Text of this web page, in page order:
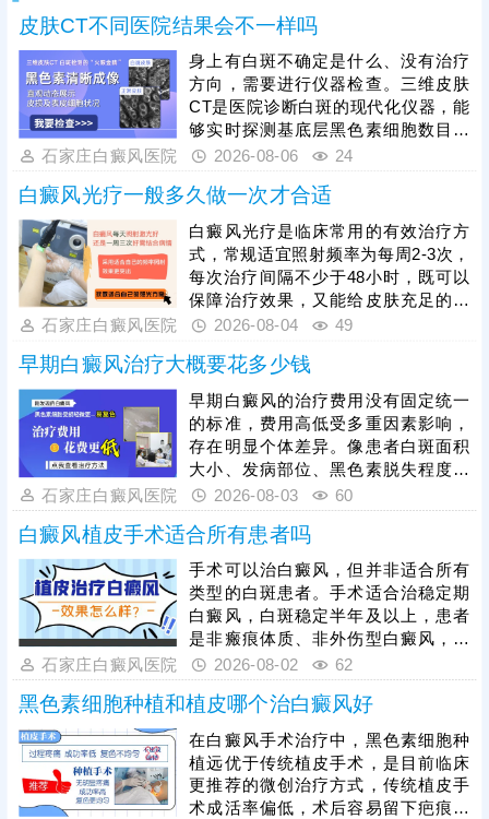
皮肤CT不同医院结果会不一样吗
身上有白斑不确定是什么、没有治疗
方向，需要进行仪器检查。三维皮肤
CT是医院诊断白斑的现代化仪器，能
够实时探测基底层黑色素细胞数目、
结构、运动轨迹等，为白斑诊断提供
度不一样，检测出来的结果可能存在
细微的差异，建议选择正规医院就
诊。比如石家庄远大中医皮肤病医
院，可提供伍德灯、三维皮肤CT综合
检测，全面分析病情，指导治疗，避
免进入祛白误区。
石家庄白癜风医院 2026-08-06 24
白癜风光疗一般多久做一次才合适
白癜风光疗是临床常用的有效治疗方
式，常规适宜照射频率为每周2-3次，
每次治疗间隔不少于48小时，既可以
保障治疗效果，又能给皮肤充足的修
复时间，具体照射频次、起始剂量和
位、皮肤耐受度及病情分期，严格遵
从医嘱调整，不可自行增减次数或照
光时长。治疗白癜风的光疗方法有很
多，如：308准分子激光、311窄谱
uvb等，患者可根据自身皮损情况选择
合适方案。光疗见效周期较长，需坚
持规律治疗，切勿中途中断。
石家庄白癜风医院 2026-08-04 49
早期白癜风治疗大概要花多少钱
早期白癜风的治疗费用没有固定统一
的标准，费用高低受多重因素影响，
存在明显个体差异。像患者白斑面积
大小、发病部位、黑色素脱失程度不
同，病情轻重不一，治疗难度和周期
不同，产生的费用也会有所区别。同
时，临床治疗方式多样，不同治疗方
法对应的收费标准也各不相同。想要
合理控制开支、避免花费冤枉钱，患
者需摒弃盲目治疗、自行用药的误
区，严格遵从医嘱对症治疗，根据自
身病情定制专属治疗方案，此外，日
常做好护理，能有效辅助病情恢复，
降低病情复发、
石家庄白癜风医院 2026-08-03 60
白癜风植皮手术适合所有患者吗
手术可以治白癜风，但并非适合所有
类型的白斑患者。手术适合治稳定期
白癜风，白斑稳定半年及以上，患者
是非瘢痕体质、非外伤型白癜风，满
足条件再手术，提升祛白成功率。其
次，与传统植皮手术相比，更多患者
选择新型微创祛白手术：黑色素细胞
移植，成活率高，创口小，恢复快，
着色均匀，不留疤痕。手术治疗后并
不代表万事大吉，患者还需加强护
理，防治结合，巩固治疗效果。
石家庄白癜风医院 2026-08-02 62
黑色素细胞种植和植皮哪个治白癜风好
在白癜风手术治疗中，黑色素细胞种
植远优于传统植皮手术，是目前临床
更推荐的微创治疗方式，传统植皮手
术成活率偏低，术后容易留下疤痕，